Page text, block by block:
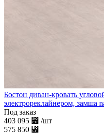
Бостон диван-кровать
электрореклайнером, замша
Под заказ
403 095 ⃏ /шт
575 850 ⃏